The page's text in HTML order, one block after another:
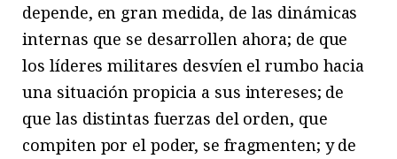
depende, en gran medida, de las dinámicas
internas que se desarrollen ahora; de que
los líderes militares desvíen el rumbo hacia
una situación propicia a sus intereses; de
que las distintas fuerzas del orden, que
compiten por el poder, se fragmenten; y de